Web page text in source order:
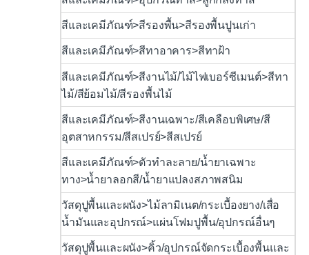
สีและเคมีภัณฑ์>สีรองพื้น>สีรองพื้นปูนเก่า
สีและเคมีภัณฑ์>สีทาอาคาร>สีทาฝ้า
สีและเคมีภัณฑ์>สีงานไม้/ไม้ไฟเบอร์ซีเมนต์>สีทา
ไม้/สีย้อมไม้/สีรองพื้นไม้
สีและเคมีภัณฑ์>สีงานเฉพาะ/สีเคลือบพิเศษ/สี
อุตสาหกรรม/สีสเปรย์>สีสเปรย์
สีและเคมีภัณฑ์>ตัวทำละลาย/น้ำยาเฉพาะ
ทาง>น้ำยาลอกสี/น้ำยาแปลงสภาพสนิม
วัสดุปูพื้นและผนัง>ไม้ลามิเนต/กระเบื้องยาง/เสื่อ
น้ำมันและอุปกรณ์>แผ่นโฟมปูพื้น/อุปกรณ์อื่นๆ
วัสดุปูพื้นและผนัง>คิ้ว/อุปกรณ์จัดกระเบื้องพื้นและ